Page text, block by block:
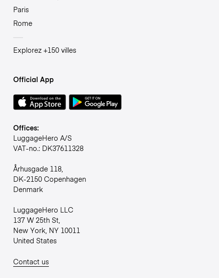
Paris
Rome
Explorez +150 villes
Official App
Offices:
LuggageHero A/S
VAT-no.: DK37611328
Århusgade 118,
DK-2150 Copenhagen
Denmark
LuggageHero LLC
137 W 25th St,
New York, NY 10011
United States
Contact us